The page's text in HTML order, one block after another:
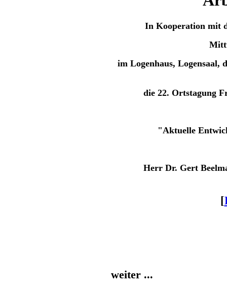
In Kooperation mit
im Logenhaus, Logensaal,
die 22. Ortstagung
"Aktuelle
Herr Dr. Gert
[
weiter ...